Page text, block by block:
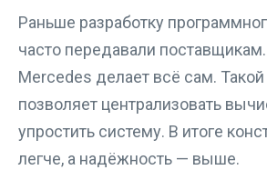
Раньше разработку
часто передавали
Mercedes делает всё сам.
позволяет централизовать
упростить систему. В итоге
легче, а надёжность — выше.